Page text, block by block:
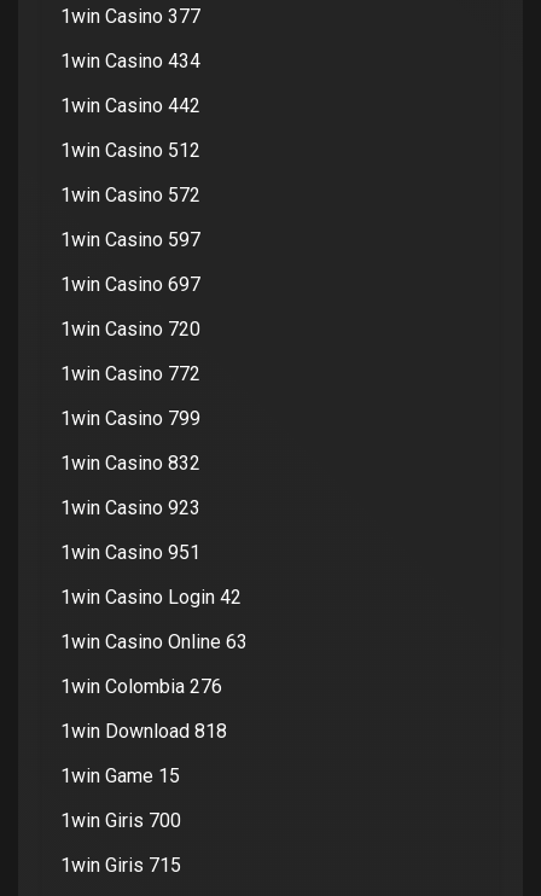
1win Casino 377
1win Casino 434
1win Casino 442
1win Casino 512
1win Casino 572
1win Casino 597
1win Casino 697
1win Casino 720
1win Casino 772
1win Casino 799
1win Casino 832
1win Casino 923
1win Casino 951
1win Casino Login 42
1win Casino Online 63
1win Colombia 276
1win Download 818
1win Game 15
1win Giris 700
1win Giris 715